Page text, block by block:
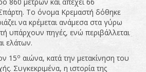
Το όνομα Κρεμαστή δόθηκε
να κρέμεται ανάμεσα στα γύρω
υπάρχουν πηγές, ενώ περιβάλλεται
ελάτων.
15ο αιώνα, κατά την μετακίνηση του
Συγκεκριμένα, η ιστορία της